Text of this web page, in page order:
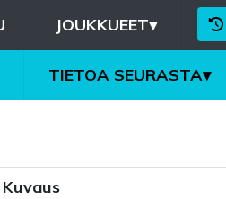
JOUKKUEET▾
TIETOA SEURASTA▾
Kuvaus